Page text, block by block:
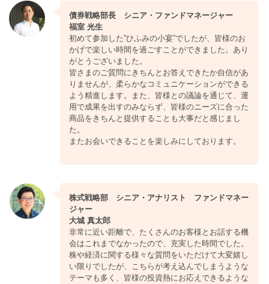
債券戦略部長 シニア・ファンドマネージャー
福室 光生
初めて参加した”ひふみの小宴”でしたが、皆様のお
かげで楽しい時間を過ごすことができました。あり
がとうございました。
皆さまのご質問にきちんとお答えできたか自信があ
りませんが、柔らかなコミュニケーションができる
よう精進します。また、皆様との議論を通じて、運
用で成果を出すのみならず、皆様のニーズに合った
商品をきちんと提供することも大事だと感じまし
た。
またお会いできることを楽しみにしております。
株式戦略部 シニア・アナリスト ファンドマネー
ジャー
大城 真太郎
非常に近い距離で、たくさんのお客様とお話する機
会はこれまでなかったので、充実した時間でした。
株や経済に関する様々な質問をいただけて大変嬉し
い限りでしたが、こちらが考え込んでしまうような
テーマも多く、皆様の投資熱にお応えできるような